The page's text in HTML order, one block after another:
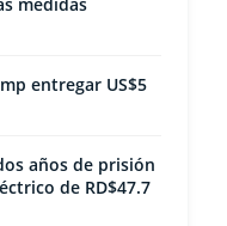
entregar US$5
años de prisión
de RD$47.7